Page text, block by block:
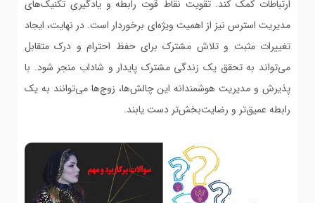
ارتباطات کمک کند. تقویت نقاط قوت رابطه و یادگیری تکنیک‌های
مدیریت استرس نیز از اهمیت ویژه‌ای برخوردار است. در نهایت، ایجاد
تغییرات مثبت و تلاش مشترک برای حفظ احترام و درک متقابل
می‌تواند به تحقق یک زندگی مشترک پایدار و شاداب منجر شود. با
پذیرش و مدیریت هوشمندانه این چالش‌ها، زوج‌ها می‌توانند به یک
رابطه عمیق‌تر و رضایت‌بخش‌تر دست یابند.